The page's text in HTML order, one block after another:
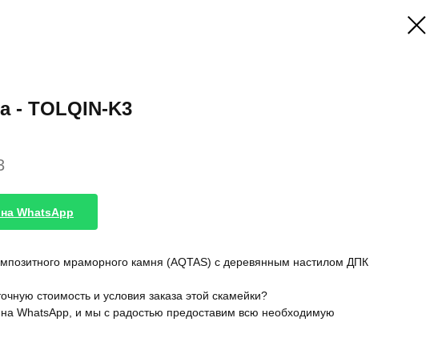
- TOLQIN-K3
WhatsApp
мраморного камня (AQTAS) c деревянным настилом ДПК
стоимость и условия заказа этой скамейки?
WhatsApp, и мы с радостью предоставим всю необходимую